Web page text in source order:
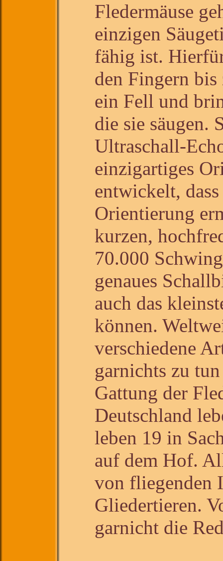
Fledermäuse
einzigen
fähig ist.
den Fingern bis
ein Fell und
die sie säugen.
Ultraschall-
einzigartiges
entwickelt,
Orientierung
kurzen,
70.000
genaues
auch das
können.
verschiedene
garnichts zu
Gattung der
Deutschland
leben 19 in
auf dem Hof.
von fliegenden
Gliedertieren.
garnicht die